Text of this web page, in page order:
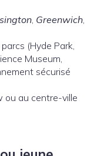
Greenwich
(Hyde Park,
Museum,
sécurisé
ou au centre-ville